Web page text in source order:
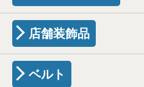
店舗装飾品
ベルト